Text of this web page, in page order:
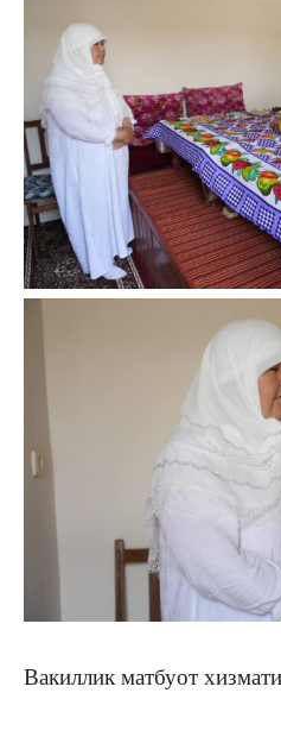
Вакиллик матбуот хизмати